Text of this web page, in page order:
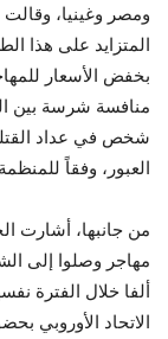
ومصر وغينيا،
المتزايد على هذا
بخفض الأسعار
منافسة شرسة بين
شخص في عداد القتلى
العبور، وفقاً
ألفا خلال الفترة
الاتحاد الأوروبي